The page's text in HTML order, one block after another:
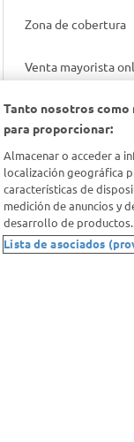
Zona de cobertura
Venta mayorista
Gift cards
Tanto nosotros
para proporcionar:
Almacenar o acceder a
localización geográfica
características de
medición de anuncios y
desarrollo de
Lista de asociados